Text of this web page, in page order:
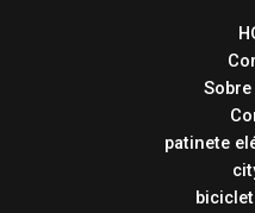
patinete